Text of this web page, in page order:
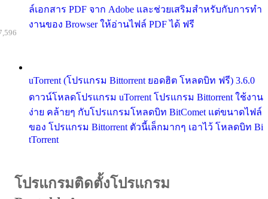
ล์เอกสาร PDF จาก Adobe และช่วยเสริมสำหรับกับการทำ
งานของ Browser ให้อ่านไฟล์ PDF ได้ ฟรี
uTorrent (โปรแกรม Bittorrent ยอดฮิต โหลดบิท ฟรี) 3.6.0
ดาวน์โหลดโปรแกรม uTorrent โปรแกรม Bittorrent ใช้งาน
ง่าย คล้ายๆ กับโปรแกรมโหลดบิท BitComet แต่ขนาดไฟล์
ของ โปรแกรม Bittorrent ตัวนี้เล็กมากๆ เอาไว้ โหลดบิท Bi
tTorrent
โปรแกรมติดตั้งโปรแกรม